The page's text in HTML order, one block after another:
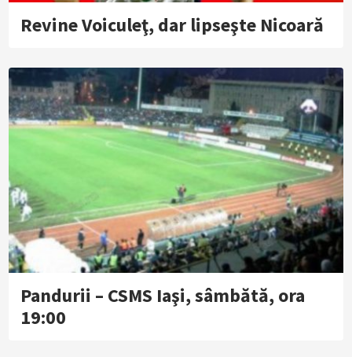
Revine Voiculeţ, dar lipseşte Nicoară
Pandurii – CSMS Iaşi, sâmbătă, ora
19:00